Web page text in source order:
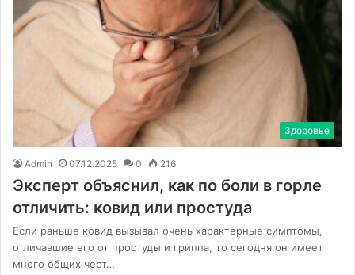
Здоровье
Admin 07.12.2025 0 216
Эксперт объяснил, как по боли в горле
отличить: ковид или простуда
Если раньше ковид вызывал очень характерные симптомы,
отличавшие его от простуды и гриппа, то сегодня он имеет
много общих черт…